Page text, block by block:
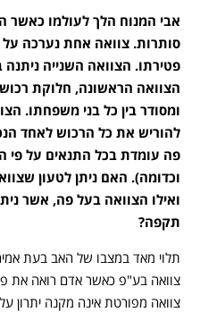
אבי המנוח הלך לעולמו כאשר
סותרות. צוואה אחת נערכה על
פטירתו. הצוואה השנייה
הצוואה הראשונה, חלוקת
ומסודר בין כל בני משפחתו.
להוריש את כל הרכוש לאחד
פה עומדת בכל התנאים על פי
וכדומה). האם ניתן לטעון
ואילו הצוואה בעל פה, אשר
תקפה?
תלוי מאד במצבו של האב בעת
צוואה בע"פ כאשר אדם רואה את
צוואה מפורטת אינה מקנה יתרון